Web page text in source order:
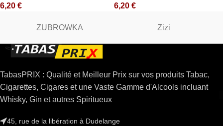
6,20 €
6,20 €
ZUBROWKA Zizi
TabasPRIX : Qualité et Meilleur Prix sur vos produits Tabac,
Cigarettes, Cigares et une Vaste Gamme d'Alcools incluant
Whisky, Gin et autres Spiritueux
45, rue de la libération à Dudelange